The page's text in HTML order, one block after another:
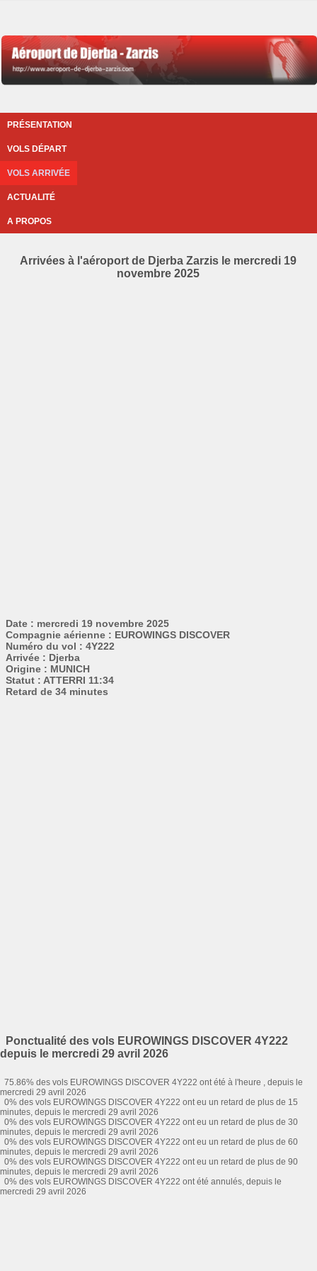
PRÉSENTATION
VOLS DÉPART
VOLS ARRIVÉE
ACTUALITÉ
A PROPOS
Arrivées à l'aéroport de Djerba Zarzis le mercredi 19
novembre 2025
Date : mercredi 19 novembre 2025
Compagnie aérienne : EUROWINGS DISCOVER
Numéro du vol : 4Y222
Arrivée : Djerba
Origine : MUNICH
Statut : ATTERRI 11:34
Retard de 34 minutes
Ponctualité des vols EUROWINGS DISCOVER 4Y222
depuis le mercredi 29 avril 2026
75.86% des vols EUROWINGS DISCOVER 4Y222 ont été à l'heure , depuis le
mercredi 29 avril 2026
0% des vols EUROWINGS DISCOVER 4Y222 ont eu un retard de plus de 15
minutes, depuis le mercredi 29 avril 2026
0% des vols EUROWINGS DISCOVER 4Y222 ont eu un retard de plus de 30
minutes, depuis le mercredi 29 avril 2026
0% des vols EUROWINGS DISCOVER 4Y222 ont eu un retard de plus de 60
minutes, depuis le mercredi 29 avril 2026
0% des vols EUROWINGS DISCOVER 4Y222 ont eu un retard de plus de 90
minutes, depuis le mercredi 29 avril 2026
0% des vols EUROWINGS DISCOVER 4Y222 ont été annulés, depuis le
mercredi 29 avril 2026